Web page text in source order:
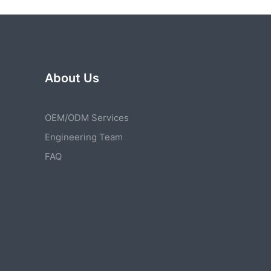
About Us
OEM/ODM Services
Engineering Team
FAQ